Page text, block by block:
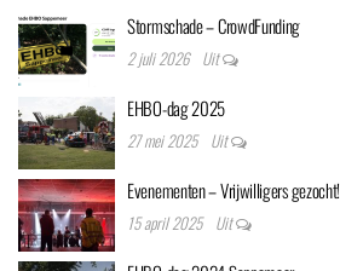
Stormschade – CrowdFunding
2 juli 2026 Uit
EHBO-dag 2025
27 mei 2025 Uit
Evenementen – Vrijwilligers gezocht!
15 april 2025 Uit